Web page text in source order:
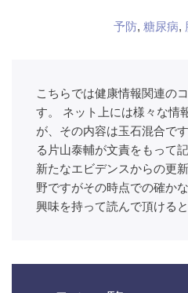
予防, 糖尿病,
こちらでは健康情報関連の
す。 ネット上には様々な情
が、その内容は玉石混合で
る片山泰輔が文責をもって
新たなエビデンスからの更
野ですがその時点での確か
興味を持って読んで頂けると